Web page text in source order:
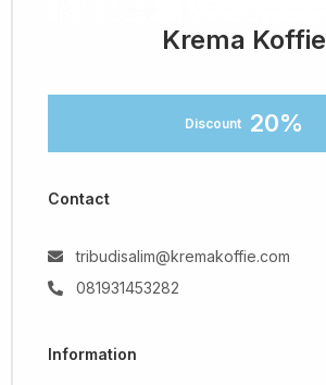
Krema Koffie
Discount 20%
Contact
tribudisalim@kremakoffie.com
081931453282
Information